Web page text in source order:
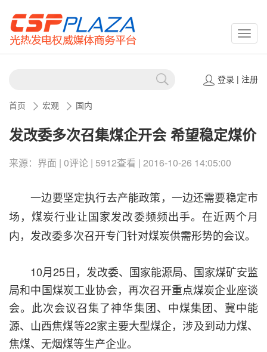
登录| 注册
首页 宏观 国内
发改委多次召集煤企开会 希望稳定煤价
来源：界面 | 0评论 | 5912查看 | 2016-10-26 14:05:00
一边要坚定执行去产能政策，一边还需要稳定市
场，煤炭行业让国家发改委频频出手。在近两个月
内，发改委多次召开专门针对煤炭供需形势的会议。
10月25日，发改委、国家能源局、国家煤矿安监
局和中国煤炭工业协会，再次召开重点煤炭企业座谈
会。此次会议召集了神华集团、中煤集团、冀中能
源、山西焦煤等22家主要大型煤企，涉及到动力煤、
焦煤、无烟煤等生产企业。